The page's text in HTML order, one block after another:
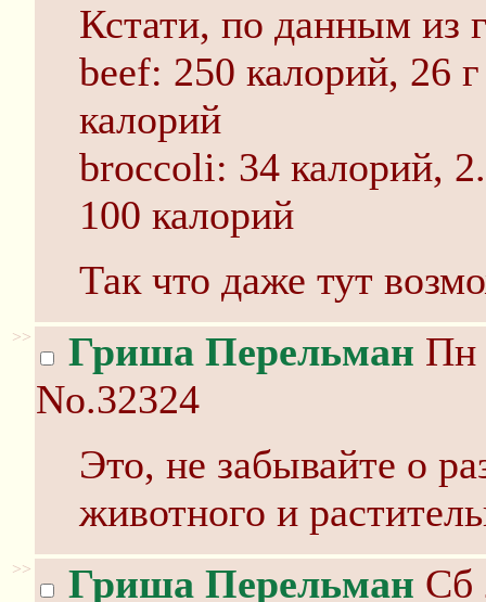
Кстати, по данным из
beef: 250 калорий, 26
калорий
broccoli: 34 калорий,
100 калорий
Так что даже тут
>> Гриша Перельман Пн
No.32324
Это, не забывайте о
животного и
>> Гриша Перельман Сб